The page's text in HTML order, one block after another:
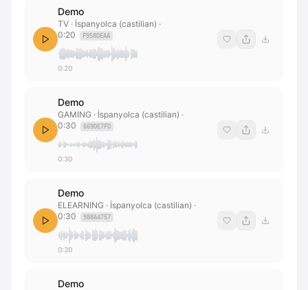
Demo
TV · İspanyolca (castilian) ·
0:20
F958DEAA
0:20
Demo
GAMING · İspanyolca (castilian) ·
0:30
669DE7FD
0:30
Demo
ELEARNING · İspanyolca (castilian) ·
0:30
988A4757
0:30
Demo